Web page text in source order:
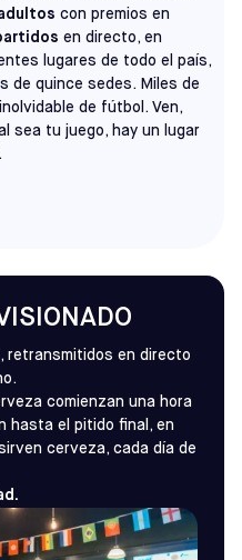
con premios en
en directo, en
lugares de todo el país,
de quince sedes. Miles de
de fútbol. Ven,
sea tu juego, hay un lugar
retransmitidos en directo
comienzan una hora
hasta el pitido final, en
cerveza, cada día de